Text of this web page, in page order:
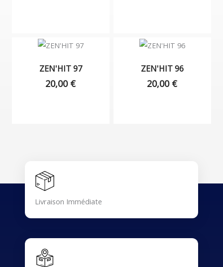
ZEN'HIT 97
20,00 €
ZEN'HIT 96
20,00 €
Livraison Immédiate